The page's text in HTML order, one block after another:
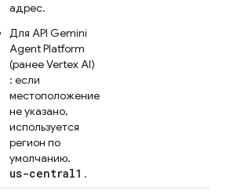
адрес.
Для API Gemini
Agent Platform
(ранее Vertex AI)
: если
местоположение
не указано,
используется
регион по
умолчанию.
us-central1 .